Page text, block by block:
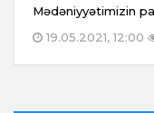
Mədəniyyətimizin
19.05.2021, 12:00